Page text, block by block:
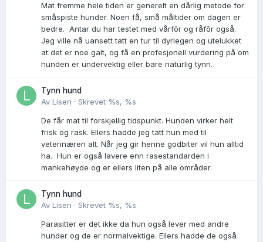
Mat fremme hele tiden er generelt en dårlig metode for
småspiste hunder. Noen få, små måltider om dagen er
bedre. Antar du har testet med vårfôr og råfôr også.
Jeg ville nå uansett tatt en tur til dyrlegen og utelukket
at det er noe galt, og få en profesjonell vurdering på om
hunden er undervektig eller bare naturlig tynn.
Tynn hund
Av Lisen · Skrevet %s, %s
De får mat til forskjellig tidspunkt. Hunden virker helt
frisk og rask. Ellers hadde jeg tatt hun med til
veterinæren alt. Når jeg gir henne godbiter vil hun alltid
ha. Hun er også lavere enn rasestandarden i
mankehøyde og er ellers liten på alle områder.
Tynn hund
Av Lisen · Skrevet %s, %s
Parasitter er det ikke da hun også lever med andre
hunder og de er normalvektige. Ellers hadde de også